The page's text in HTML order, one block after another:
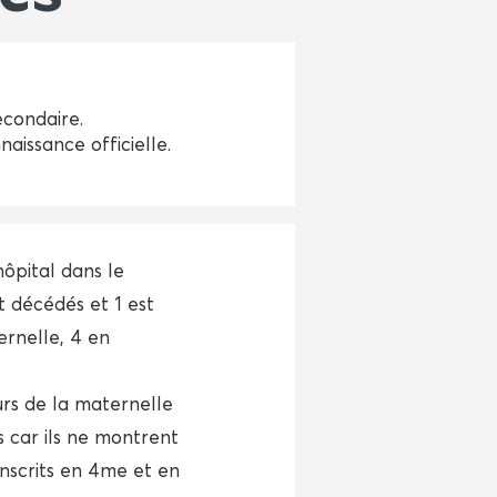
officielle.
dans le
décédés et 1 est
4 en
de la maternelle
car ils ne montrent
en 4me et en